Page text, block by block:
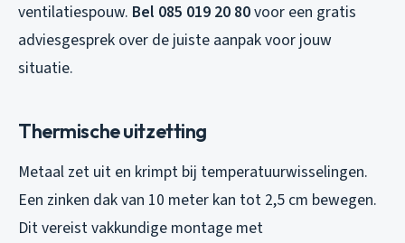
ventilatiespouw. Bel 085 019 20 80voor een gratis
adviesgesprek over de juiste aanpak voor jouw
situatie.
Thermische uitzetting
Metaal zet uit en krimpt bij temperatuurwisselingen.
Een zinken dak van 10 meter kan tot 2,5 cm bewegen.
Dit vereist vakkundige montage met